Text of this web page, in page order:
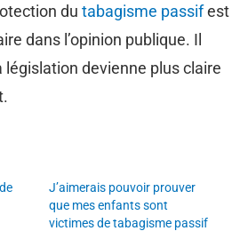
du tabagisme passifest
dans l’opinion publique. Il
devienne plus claire
J’aimerais pouvoir prouver
que mes enfants sont
victimes de tabagisme passif